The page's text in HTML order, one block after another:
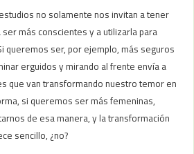
no solamente nos invitan a tener
más conscientes y a utilizarla para
queremos ser, por ejemplo, más seguros
erguidos y mirando al frente envía a
que van transformando nuestro temor en
si queremos ser más femeninas,
de esa manera, y la transformación
sencillo, ¿no?